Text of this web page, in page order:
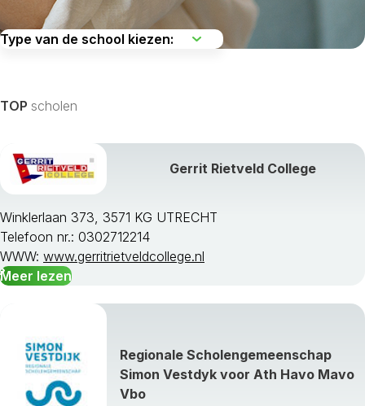
Alle studievakken weergeven »
TOP scholen
Gerrit Rietveld College
Winklerlaan 373, 3571 KG UTRECHT
Telefoon nr.: 0302712214
WWW: www.gerritrietveldcollege.nl
Meer lezen
Regionale Scholengemeenschap
Simon Vestdyk voor Ath Havo Mavo
Vbo